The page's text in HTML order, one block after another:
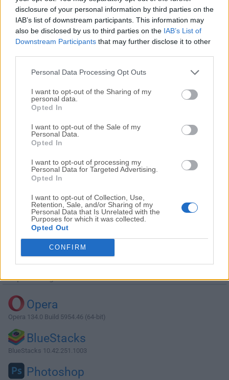
disclosure of your personal information by third parties on the
IAB’s list of downstream participants. This information may
also be disclosed by us to third parties on the IAB’s List of
Downstream Participants that may further disclose it to other
Personal Data Processing Opt Outs
I want to opt-out of the Sharing of my
personal data.
Opted In
I want to opt-out of the Sale of my
Personal Data.
Opted In
I want to opt-out of processing my
Personal Data for Targeted Advertising.
Opted In
I want to opt-out of Collection, Use,
Retention, Sale, and/or Sharing of my
Personal Data that Is Unrelated with the
Purposes for which it was collected.
Opted Out
CONFIRM
Nos encantaría saber de ti
Si tienes alguna pregunta o idea que desees compartir
Descargar Firefox 113.0.1 (32-bit)
¿Por qué se publica esta aplicación en Filehorse? (
información)
Top Descargas
Opera
Opera 134.0 Build 5954.46 (64-bit)
BlueStacks
BlueStacks 10.42.251.1003
Photoshop